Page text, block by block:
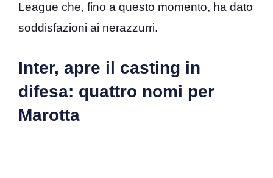
League che, fino a questo momento, ha dato
soddisfazioni ai nerazzurri.
Inter, apre il casting in
difesa: quattro nomi per
Marotta